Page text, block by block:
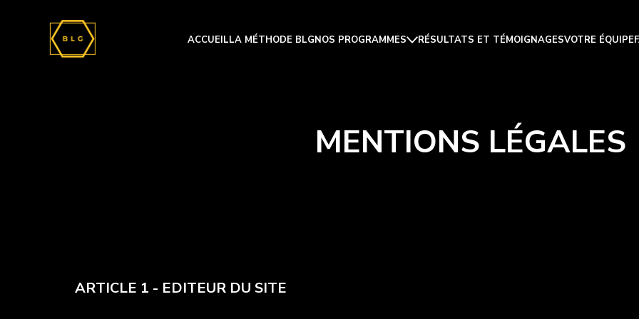
ACCUEILLA MÉTHODE BLGNOS PROGRAMMES RÉSULTATS ET TÉMOIGNAGESVOTRE ÉQUIPE
MENTIONS LÉGALES
ARTICLE 1 - EDITEUR DU SITE